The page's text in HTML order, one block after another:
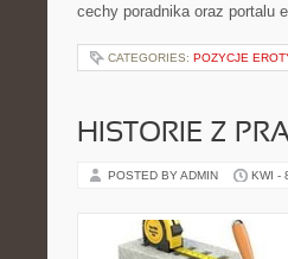
cechy poradnika oraz portalu
CATEGORIES: POZYCJE
HISTORIE Z
POSTED BY ADMIN KWI -